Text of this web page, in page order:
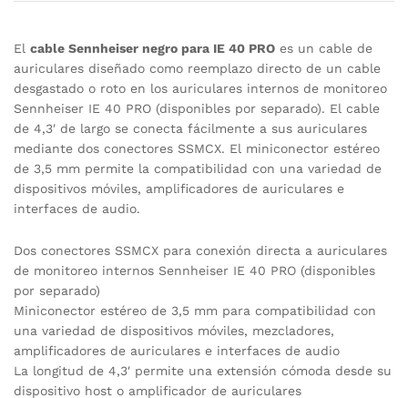
El cable Sennheiser negro para IE 40 PRO es un cable de
auriculares diseñado como reemplazo directo de un cable
desgastado o roto en los auriculares internos de monitoreo
Sennheiser IE 40 PRO (disponibles por separado). El cable
de 4,3′ de largo se conecta fácilmente a sus auriculares
mediante dos conectores SSMCX. El miniconector estéreo
de 3,5 mm permite la compatibilidad con una variedad de
dispositivos móviles, amplificadores de auriculares e
interfaces de audio.
Dos conectores SSMCX para conexión directa a auriculares
de monitoreo internos Sennheiser IE 40 PRO (disponibles
por separado)
Miniconector estéreo de 3,5 mm para compatibilidad con
una variedad de dispositivos móviles, mezcladores,
amplificadores de auriculares e interfaces de audio
La longitud de 4,3′ permite una extensión cómoda desde su
dispositivo host o amplificador de auriculares